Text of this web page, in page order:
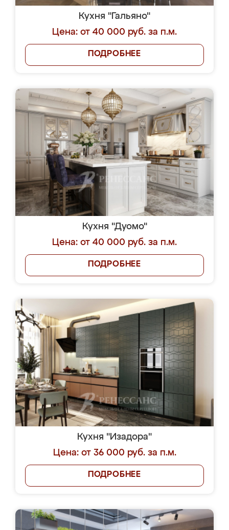
Кухня "Гальяно"
Цена: от 40 000 руб. за п.м.
ПОДРОБНЕЕ
Кухня "Дуомо"
Цена: от 40 000 руб. за п.м.
ПОДРОБНЕЕ
Кухня "Изадора"
Цена: от 36 000 руб. за п.м.
ПОДРОБНЕЕ